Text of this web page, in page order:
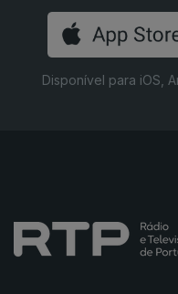
Disponível para iOS,